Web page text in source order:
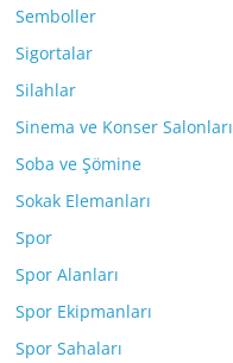
Semboller
Sigortalar
Silahlar
Sinema ve Konser Salonları
Soba ve Şömine
Sokak Elemanları
Spor
Spor Alanları
Spor Ekipmanları
Spor Sahaları